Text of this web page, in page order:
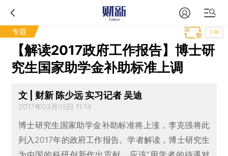
专题 T中
【解读2017政府工作报告】博士研
究生国家助学金补助标准上调
文 | 财新 陈少远 实习记者 吴迪
2017年03月05日 11:14
博士研究生国家助学金补助标准将上涨，李克强将此
列入2017年的政府工作报告。学者解读，博士研究生